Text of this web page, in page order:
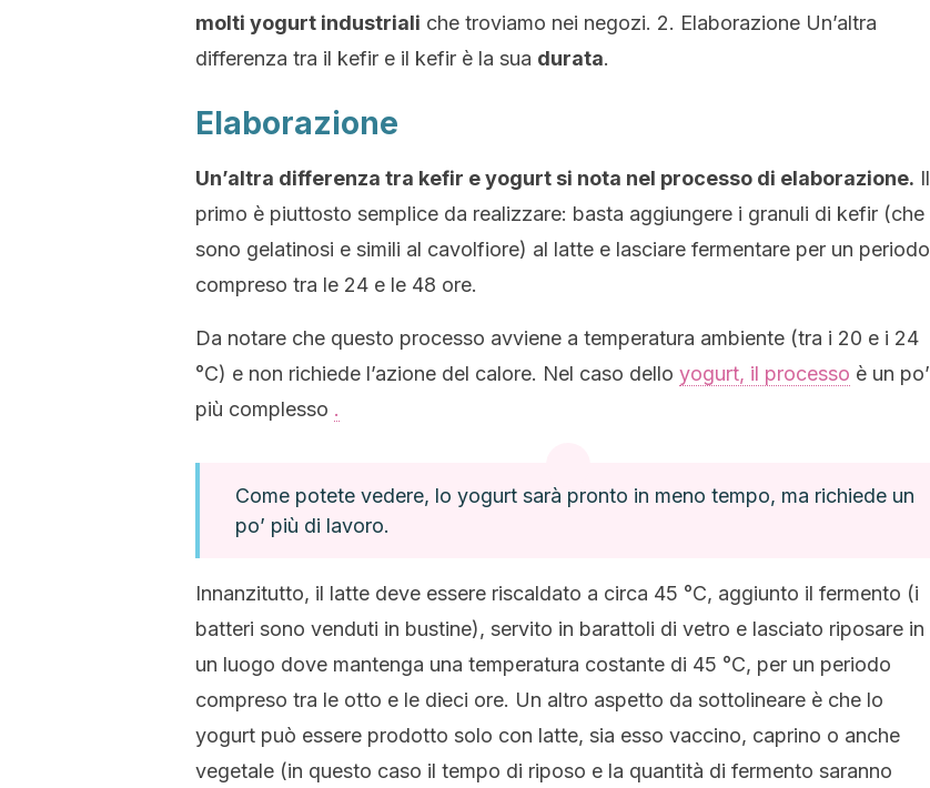
molti yogurt industriali che troviamo nei negozi. 2. Elaborazione Un’altra
differenza tra il kefir e il kefir è la sua durata.
Elaborazione
Un’altra differenza tra kefir e yogurt si nota nel processo di elaborazione. Il
primo è piuttosto semplice da realizzare: basta aggiungere i granuli di kefir (che
sono gelatinosi e simili al cavolfiore) al latte e lasciare fermentare per un periodo
compreso tra le 24 e le 48 ore.
Da notare che questo processo avviene a temperatura ambiente (tra i 20 e i 24
°C) e non richiede l’azione del calore. Nel caso dello yogurt, il processo è un po’
più complesso .
Come potete vedere, lo yogurt sarà pronto in meno tempo, ma richiede un
po’ più di lavoro.
Innanzitutto, il latte deve essere riscaldato a circa 45 °C, aggiunto il fermento (i
batteri sono venduti in bustine), servito in barattoli di vetro e lasciato riposare in
un luogo dove mantenga una temperatura costante di 45 °C, per un periodo
compreso tra le otto e le dieci ore. Un altro aspetto da sottolineare è che lo
yogurt può essere prodotto solo con latte, sia esso vaccino, caprino o anche
vegetale (in questo caso il tempo di riposo e la quantità di fermento saranno